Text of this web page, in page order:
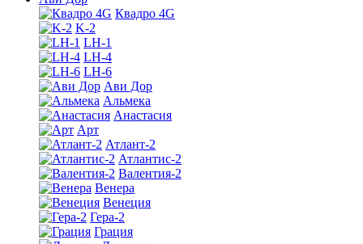
Квадро 4G
K-2
LH-1
LH-4
LH-6
Ави Дор
Альмека
Анастасия
Арт
Атлант-2
Атлантис-2
Валентия-2
Венера
Венеция
Гера-2
Грация